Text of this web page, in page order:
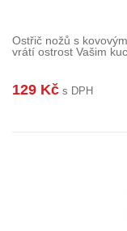
Ostřič nožů s
vrátí ostrost Vašim
129 Kč s DPH